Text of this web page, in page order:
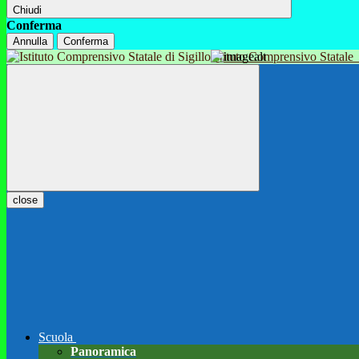
Chiudi
Conferma
Annulla Conferma
Istituto Comprensivo Statale
close
Scuola
Panoramica